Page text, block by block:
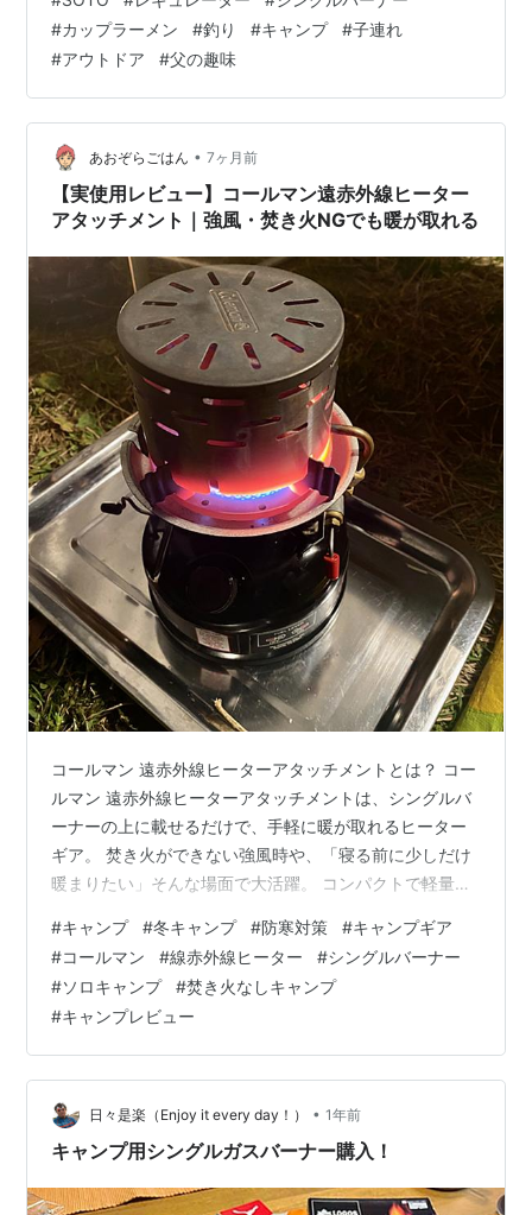
ーストーブ ST-310です。これ、単なる調理道具じゃない
んです。父親の平穏を守るための「最短・最強の解決
策」だと思っています。 プロの厨房を知るからこそ、外
では「引き算」をする 私は以前、イタリアンバルでフラ
イパンを振っていました。魚も自分でさばきますし、料
理にはそれなりにうるさい方で…
#カップラーメン #釣り #キャンプ #子連れ
#アウトドア #父の趣味
あおぞらごはん • 7ヶ月前
【実使用レビュー】コールマン遠赤外線ヒーター
アタッチメント｜強風・焚き火NGでも暖が取れる
コールマン 遠赤外線ヒーターアタッチメントとは？ コー
ルマン 遠赤外線ヒーターアタッチメントは、シングルバ
ーナーの上に載せるだけで、手軽に暖が取れるヒーター
ギア。 焚き火ができない強風時や、「寝る前に少しだけ
暖まりたい」そんな場面で大活躍。 コンパクトで軽量。
プは荷物が増えがちなのですが大丈夫。ガソリンバーナ
ーと組み合わせれば寒冷地でもガンガン使える。 一気に
熱くする暖房ではなく、指先からじんわり効く“遠赤外線
の暖かさ”が頼もしい。 Coleman(コールマン) 携帯用ヒー
ター 遠赤ヒーターアタッチメント キャンプ 170706
Coleman…
#キャンプ #冬キャンプ #防寒対策 #キャンプギア
#コールマン #線赤外線ヒーター #シングルバーナー
#ソロキャンプ #焚き火なしキャンプ
#キャンプレビュー
日々是楽（Enjoy it every day！） • 1年前
キャンプ用シングルガスバーナー購入！